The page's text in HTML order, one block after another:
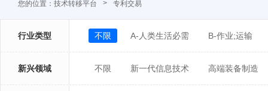
您的位置： 技术转移平台 > 专利交易
行业类型 不限 A-人类生活必需 B-作业;运输
新兴领域 不限 新一代信息技术 高端装备制造